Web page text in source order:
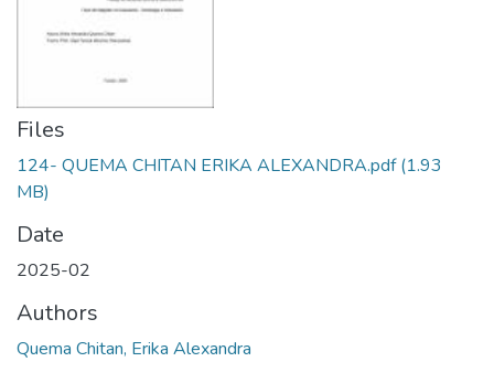
Files
124- QUEMA CHITAN ERIKA ALEXANDRA.pdf(1.93
MB)
Date
2025-02
Authors
Quema Chitan, Erika Alexandra